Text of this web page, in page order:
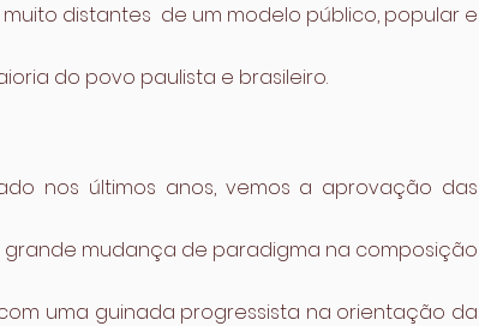
distantes  de um modelo público, popular e
do povo paulista e brasileiro.
nos últimos anos, vemos a aprovação das
grande mudança de paradigma na composição
uma guinada progressista na orientação da